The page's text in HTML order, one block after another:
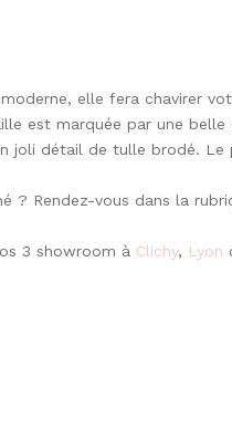
elle fera chavirer
est marquée par une
détail de tulle brodé.
? Rendez-vous dans la
3 showroom à Clichy, Lyon